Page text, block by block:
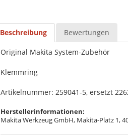
Beschreibung Bewertungen
Original Makita System-Zubehör
Klemmring
Artikelnummer: 259041-5, ersetzt
Herstellerinformationen:
Makita Werkzeug GmbH, Makita-Platz 1,